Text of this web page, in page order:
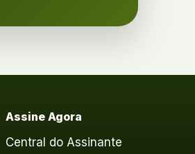
Assine Agora
Central do Assinante